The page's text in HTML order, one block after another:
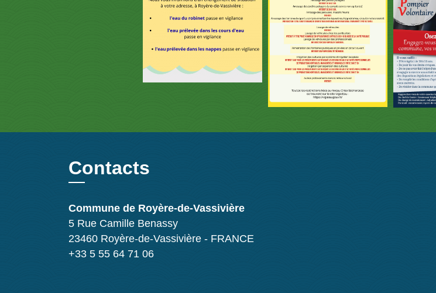
Contacts
Commune de Royère-de-Vassivière
5 Rue Camille Benassy
23460 Royère-de-Vassivière - FRANCE
+33 5 55 64 71 06